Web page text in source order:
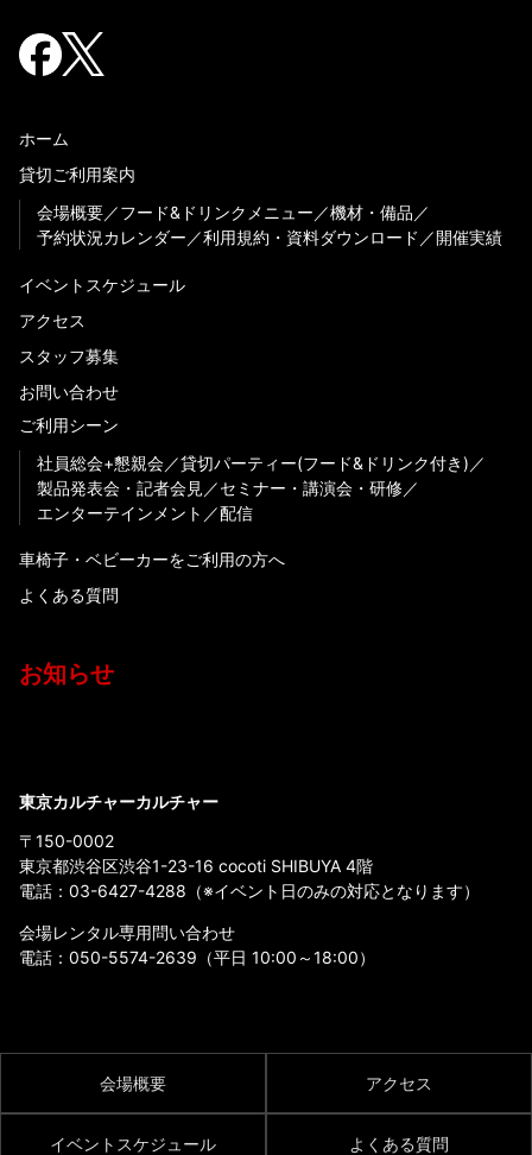
ホーム
貸切ご利用案内
会場概要
フード&ドリンクメニュー
機材・備品
予約状況カレンダー
利用規約・資料ダウンロード 開催実績
イベントスケジュール
アクセス
スタッフ募集
お問い合わせ
ご利用シーン
社員総会+懇親会
貸切パーティー(フード&ドリンク付き)
製品発表会・記者会見
セミナー・講演会・研修
エンターテインメント
配信
車椅子・ベビーカーをご利用の方へ
よくある質問
お知らせ
東京カルチャーカルチャー
〒150-0002
東京都渋谷区渋谷1-23-16 cocoti SHIBUYA 4階
電話： 03-6427-4288 （※イベント日のみの対応となります）
会場レンタル専用問い合わせ
電話： 050-5574-2639 （平日 10:00～18:00）
会場概要 アクセス
イベントスケジュール よくある質問